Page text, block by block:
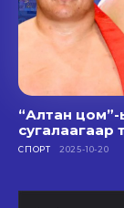
“Алтан цом”-
сугалаагаар
СПОРТ 2025-10-20